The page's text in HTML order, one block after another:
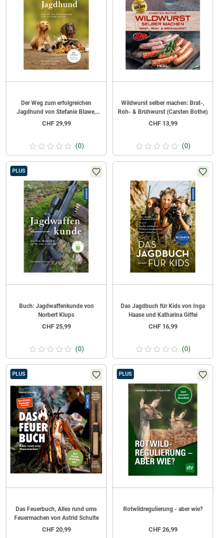
Der Weg zum erfolgreichen
Jagdhund von Stefanie Blawe,
Claudia Fries
CHF29,99
(0)
Wildwurst selber machen: Brat-,
Roh- & Brühwurst (Carsten Bothe)
CHF13,99
(0)
PLUS
Buch: Jagdwaffenkunde von
Norbert Klups
CHF25,99
(0)
Das Jagdbuch für Kids von Inga
Haase und Katharina Giffei
CHF16,99
(0)
PLUS
Das Feuerbuch, Alles rund ums
Feuermachen von Astrid Schulte
CHF20,99
PLUS
Rotwildregulierung - aber wie?
CHF26,99